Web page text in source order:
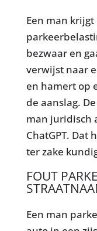
Een man
bezwaar en
verwijst naar
en hamert op
de aanslag.
man juridisch
ChatGPT. Dat
ter zake
FOUT
Een man